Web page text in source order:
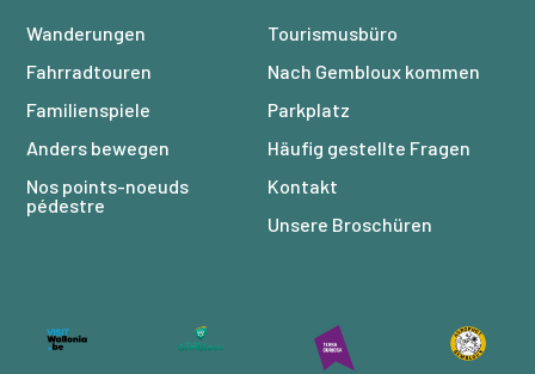
Wanderungen
Fahrradtouren
Familienspiele
Anders bewegen
Nos points-noeuds
pédestre
Tourismusbüro
Nach Gembloux kommen
Parkplatz
Häufig gestellte Fragen
Kontakt
Unsere Broschüren